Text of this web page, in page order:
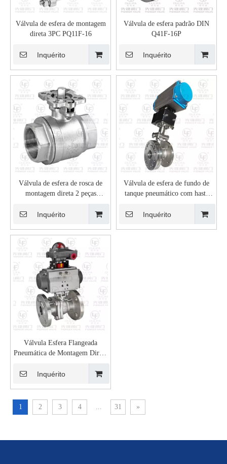
Válvula de esfera de montagem
direta 3PC PQ11F-16
Inquérito
Válvula de esfera padrão DIN
Q41F-16P
Inquérito
Válvula de esfera de rosca de
montagem direta 2 peças
Inquérito
Válvula de esfera de fundo de
tanque pneumático com haste
inclinada PXGQ641F-16P
Inquérito
Válvula Esfera Flangeada
Pneumática de Montagem Direta
Inquérito
1 2 3 4 ... 31 »